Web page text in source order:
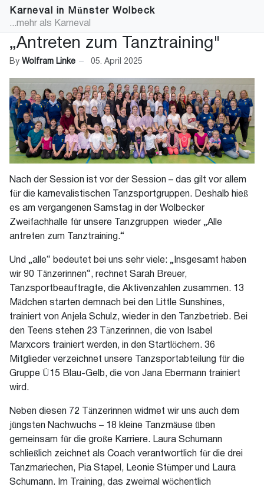
Karneval in Münster Wolbeck
...mehr als Karneval
„Antreten zum Tanztraining"
By Wolfram Linke 05. April 2025
Nach der Session ist vor der Session – das gilt vor allem
für die karnevalistischen Tanzsportgruppen. Deshalb hieß
es am vergangenen Samstag in der Wolbecker
Zweifachhalle für unsere Tanzgruppen wieder „Alle
antreten zum Tanztraining.“
Und „alle“ bedeutet bei uns sehr viele: „Insgesamt haben
wir 90 Tänzerinnen“, rechnet Sarah Breuer,
Tanzsportbeauftragte, die Aktivenzahlen zusammen. 13
Mädchen starten demnach bei den Little Sunshines,
trainiert von Anjela Schulz, wieder in den Tanzbetrieb. Bei
den Teens stehen 23 Tänzerinnen, die von Isabel
Marxcors trainiert werden, in den Startlöchern. 36
Mitglieder verzeichnet unsere Tanzsportabteilung für die
Gruppe Ü15 Blau-Gelb, die von Jana Ebermann trainiert
wird.
Neben diesen 72 Tänzerinnen widmet wir uns auch dem
jüngsten Nachwuchs – 18 kleine Tanzmäuse üben
gemeinsam für die große Karriere. Laura Schumann
schließlich zeichnet als Coach verantwortlich für die drei
Tanzmariechen, Pia Stapel, Leonie Stümper und Laura
Schumann. Im Training, das zweimal wöchentlich